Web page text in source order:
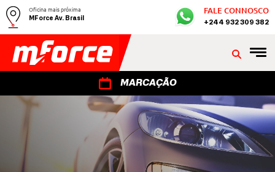
Oficina mais próxima
MForce Av. Brasil
FALE CONNOSCO
+244 932 309 382
MARCAÇÃO